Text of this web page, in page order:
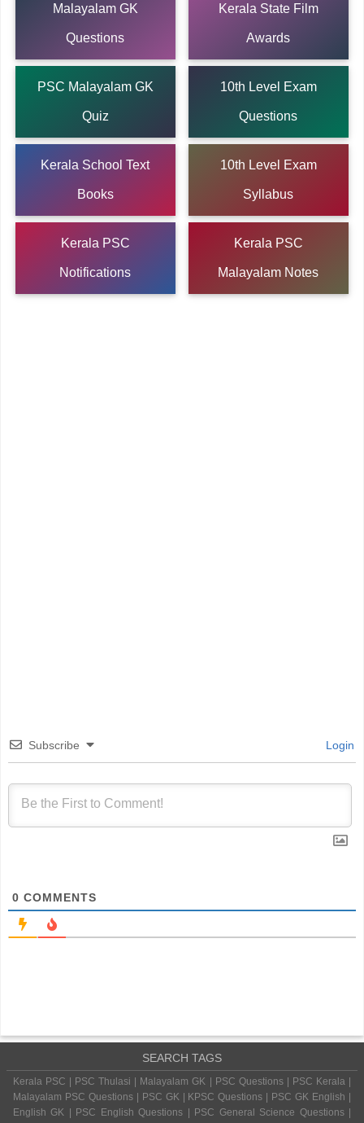
Malayalam GK
Questions
Kerala State Film
Awards
PSC Malayalam GK
Quiz
10th Level Exam
Questions
Kerala School Text
Books
10th Level Exam
Syllabus
Kerala PSC
Notifications
Kerala PSC
Malayalam Notes
Subscribe Login
0 COMMENTS
SEARCH TAGS
Kerala PSC | PSC Thulasi | Malayalam GK | PSC Questions | PSC Kerala |
Malayalam PSC Questions | PSC GK | KPSC Questions | PSC GK English |
English GK | PSC English Questions | PSC General Science Questions |